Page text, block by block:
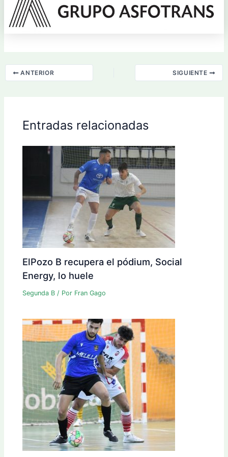
ANTERIOR SIGUIENTE
Entradas relacionadas
ElPozo B recupera el pódium, Social
Energy, lo huele
Segunda B / Por Fran Gago